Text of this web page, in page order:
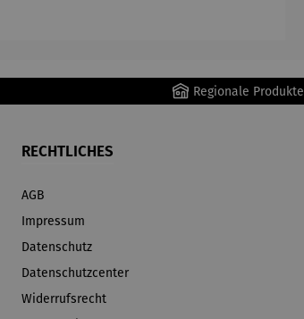
Metallges
Regionale Produkte
RECHTLICHES
AGB
Impressum
Datenschutz
Datenschutzcenter
Widerrufsrecht